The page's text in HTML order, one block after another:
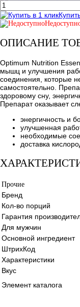
ОПИСАНИЕ
Optimum Nutrition
мышц и улучшения
соединения, которые
самостоятельно.
здоровому сну,
Препарат оказывает
энергичность и
улучшенная
необходимые
доставка
Прочие
Бренд
Кол-во порций
Гарантия
Для мужчин
Основной ингредиент
ШтрихКод
Характеристики
Вкус
Элемент каталога